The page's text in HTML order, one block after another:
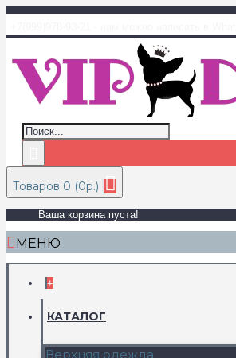
Товаров 0 (0р.)
Ваша корзина пуста!
МЕНЮ
+
КАТАЛОГ
Верхняя одежда